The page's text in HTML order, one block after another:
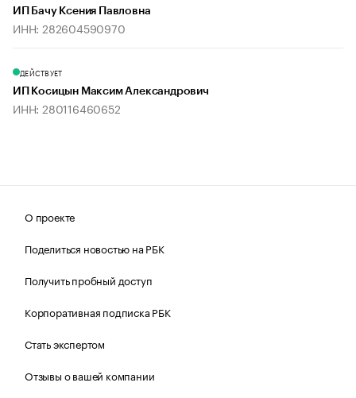
ИП Бачу Ксения Павловна
ИНН: 282604590970
ДЕЙСТВУЕТ
ИП Косицын Максим Александрович
ИНН: 280116460652
О проекте
Поделиться новостью на РБК
Получить пробный доступ
Корпоративная подписка РБК
Стать экспертом
Отзывы о вашей компании